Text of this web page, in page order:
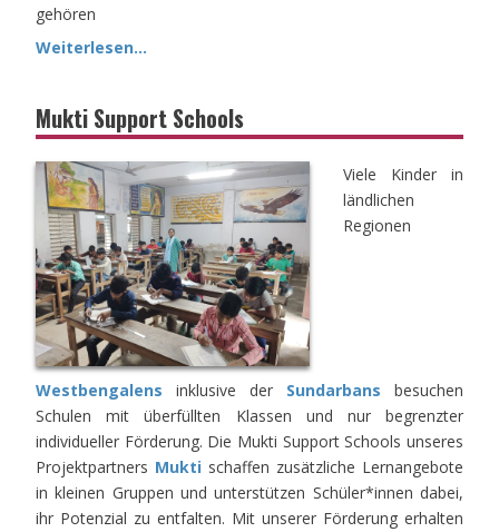
gehören
Weiterlesen...
Mukti Support Schools
Viele Kinder in
ländlichen
Regionen
Westbengalens inklusive der Sundarbans besuchen
Schulen mit überfüllten Klassen und nur begrenzter
individueller Förderung. Die Mukti Support Schools unseres
Projektpartners Mukti schaffen zusätzliche Lernangebote
in kleinen Gruppen und unterstützen Schüler*innen dabei,
ihr Potenzial zu entfalten. Mit unserer Förderung erhalten